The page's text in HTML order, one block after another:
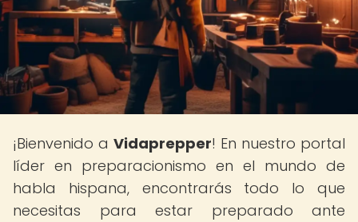
¡Bienvenido a Vidaprepper! En nuestro portal
líder en preparacionismo en el mundo de
habla hispana, encontrarás todo lo que
necesitas para estar preparado ante